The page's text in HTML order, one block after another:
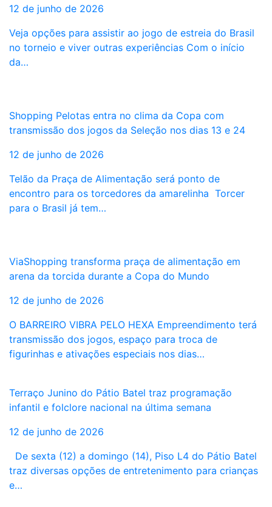
12 de junho de 2026
Veja opções para assistir ao jogo de estreia do Brasil
no torneio e viver outras experiências Com o início
da…
Shopping Pelotas entra no clima da Copa com
transmissão dos jogos da Seleção nos dias 13 e 24
12 de junho de 2026
Telão da Praça de Alimentação será ponto de
encontro para os torcedores da amarelinha Torcer
para o Brasil já tem…
ViaShopping transforma praça de alimentação em
arena da torcida durante a Copa do Mundo
12 de junho de 2026
O BARREIRO VIBRA PELO HEXA Empreendimento terá
transmissão dos jogos, espaço para troca de
figurinhas e ativações especiais nos dias…
Terraço Junino do Pátio Batel traz programação
infantil e folclore nacional na última semana
12 de junho de 2026
De sexta (12) a domingo (14), Piso L4 do Pátio Batel
traz diversas opções de entretenimento para crianças
e…